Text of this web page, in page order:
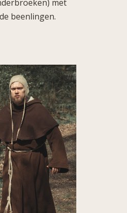
met
beenlingen.